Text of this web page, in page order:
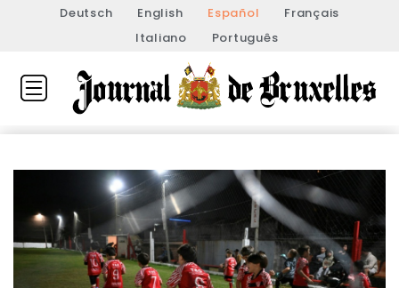
Deutsch English Español
Français
Italiano
Português